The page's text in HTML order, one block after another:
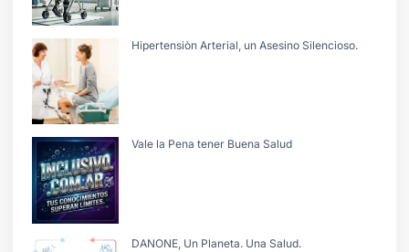
Hipertensiòn Arterial, un Asesino Silencioso.
Vale la Pena tener Buena Salud
DANONE, Un Planeta. Una Salud.